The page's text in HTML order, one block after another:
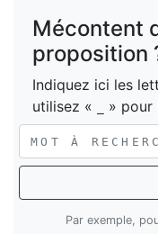
Mécontent
proposition
Indiquez ici les
utilisez «
» pour
Par exemple,